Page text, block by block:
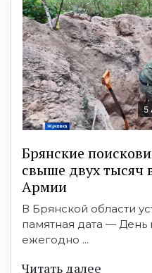
5
Брянские
свыше двух тысяч
Армии
В Брянской области
памятная дата — День
ежегодно ...
Читать далее